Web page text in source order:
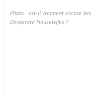
Photo : est-il vraiment encore
Desperate Housewifes ?